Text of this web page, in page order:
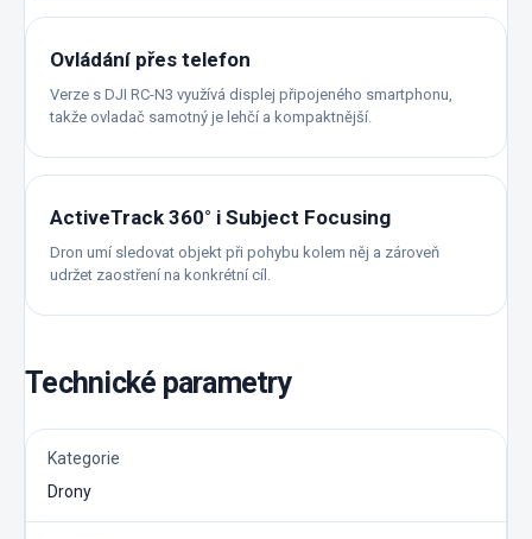
Ovládání přes telefon
Verze s DJI RC-N3 využívá displej připojeného smartphonu,
takže ovladač samotný je lehčí a kompaktnější.
ActiveTrack 360° i Subject Focusing
Dron umí sledovat objekt při pohybu kolem něj a zároveň
udržet zaostření na konkrétní cíl.
Technické parametry
Kategorie
Drony